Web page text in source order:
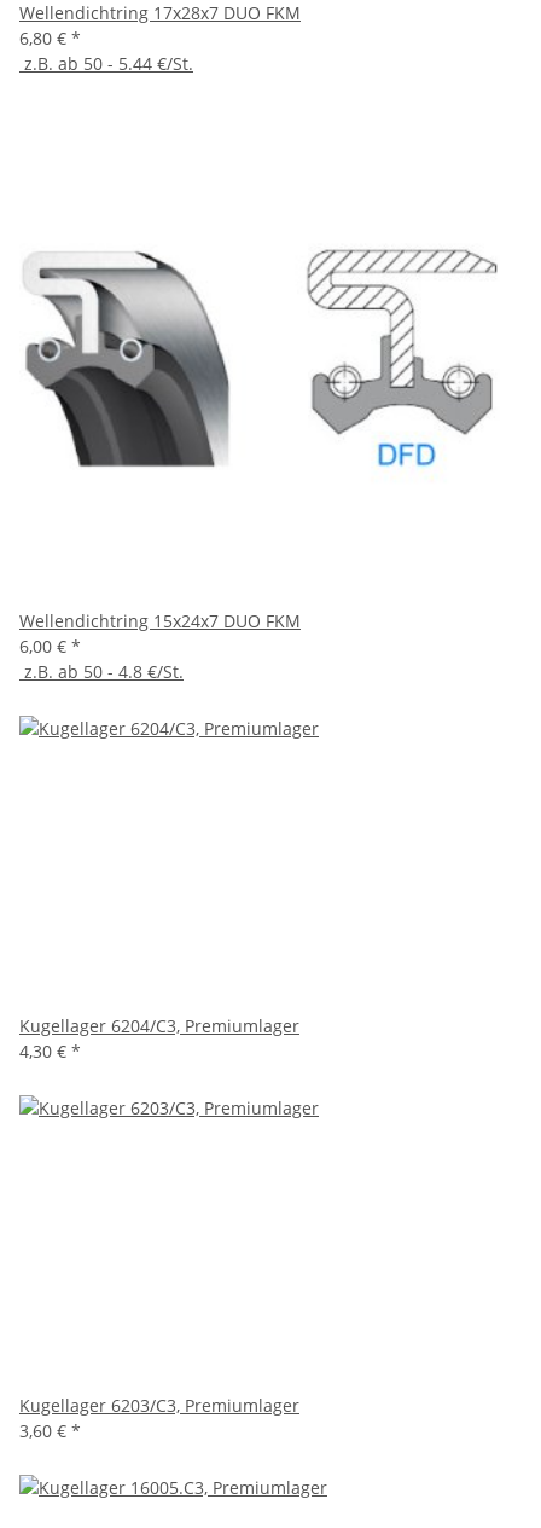
Wellendichtring 17x28x7 DUO FKM
6,80 € *
z.B. ab 50 - 5.44 €/St.
Wellendichtring 15x24x7 DUO FKM
6,00 € *
z.B. ab 50 - 4.8 €/St.
Kugellager 6204/C3, Premiumlager
4,30 € *
Kugellager 6203/C3, Premiumlager
3,60 € *